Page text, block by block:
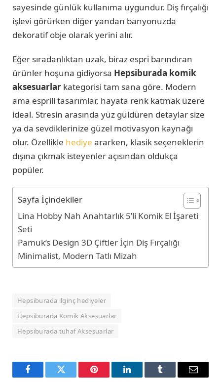
sayesinde günlük kullanıma uygundur. Diş fırçalığı
işlevi görürken diğer yandan banyonuzda
dekoratif obje olarak yerini alır.
Eğer sıradanlıktan uzak, biraz espri barındıran
ürünler hoşuna gidiyorsa Hepsiburada komik
aksesuarlar kategorisi tam sana göre. Modern
ama esprili tasarımlar, hayata renk katmak üzere
ideal. Stresin arasında yüz güldüren detaylar size
ya da sevdiklerinize güzel motivasyon kaynağı
olur. Özellikle hediye ararken, klasik seçeneklerin
dışına çıkmak isteyenler açısından oldukça
popüler.
Sayfa İçindekiler
Lina Hobby Nah Anahtarlık 5’li Komik El İşareti
Seti
Pamuk’s Design 3D Çiftler İçin Diş Fırçalığı
Minimalist, Modern Tatlı Mizah
Hepsiburada ilginç hediyeler
Hepsiburada Komik Aksesuarlar
Hepsiburada tuhaf Aksesuarlar
FacebookTwitter Pinterest LinkedInTumblr Email